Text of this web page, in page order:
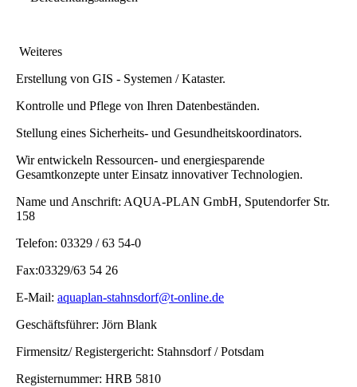
Weiteres
Erstellung von GIS - Systemen / Kataster.
Kontrolle und Pflege von Ihren Datenbeständen.
Stellung eines Sicherheits- und Gesundheitskoordinators.
Wir entwickeln Ressourcen- und energiesparende
Gesamtkonzepte unter Einsatz innovativer Technologien.
Name und Anschrift: AQUA-PLAN GmbH, Sputendorfer Str.
158
Telefon: 03329 / 63 54-0
Fax:03329/63 54 26
E-Mail: aquaplan-stahnsdorf@t-online.de
Geschäftsführer: Jörn Blank
Firmensitz/ Registergericht: Stahnsdorf / Potsdam
Registernummer: HRB 5810